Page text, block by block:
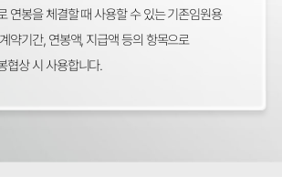
연봉을 체결할 때 사용할 수 있는 기존임원용
약기간, 연봉액, 지급액 등의 항목으로
협상 시 사용합니다.